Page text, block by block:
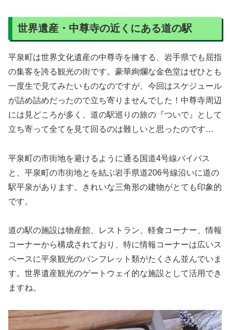
世界遺産・中尊寺の近くにある道の駅
平泉町は世界文化遺産の中尊寺を擁する、岩手県でも屈指
の集客を誇る観光の街です。豪華絢爛な金色堂はぜひとも
一度生で見てみたいものなのですが、今回はスケジュール
が詰め詰めだったので立ち寄りませんでした！中尊寺周辺
には見どころが多く、道の駅巡りの旅の『ついで』として
立ち寄って全てを見て回るのは難しいと思ったのです…
平泉町の市街地を避けるように通る国道4号線バイパス
と、平泉町の市街地とを結ぶ岩手県道206号線沿いに道の
駅平泉があります。きれいな三角形の建物がとても印象的
です。
道の駅の施設は物産館、レストラン、軽食コーナー、情報
コーナーから構成されており、特に情報コーナーは広いス
ペースに平泉観光のパンフレット類がたくさん並んでいま
す。世界遺産観光のゲートウェイ的な施設として活用でき
ますね。